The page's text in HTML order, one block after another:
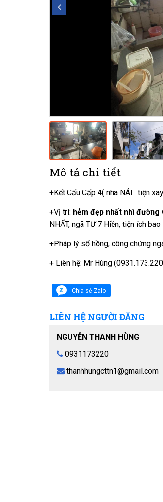
Mô tả chi tiết
+Kết Cấu Cấp 4( nhà NÁT tiện
+Vị trí: hẻm đẹp nhất nhì đường
NHẤT, ngã TƯ 7 Hiền, tiện ích bao
+Pháp lý sổ hồng, công chứng
+ Liên hệ: Mr Hùng
Chia sẻ Zalo
LIÊN HỆ NGƯỜI ĐĂNG
NGUYỄN THANH HÙNG
0931173220
thanhhungcttn1@gmail.com